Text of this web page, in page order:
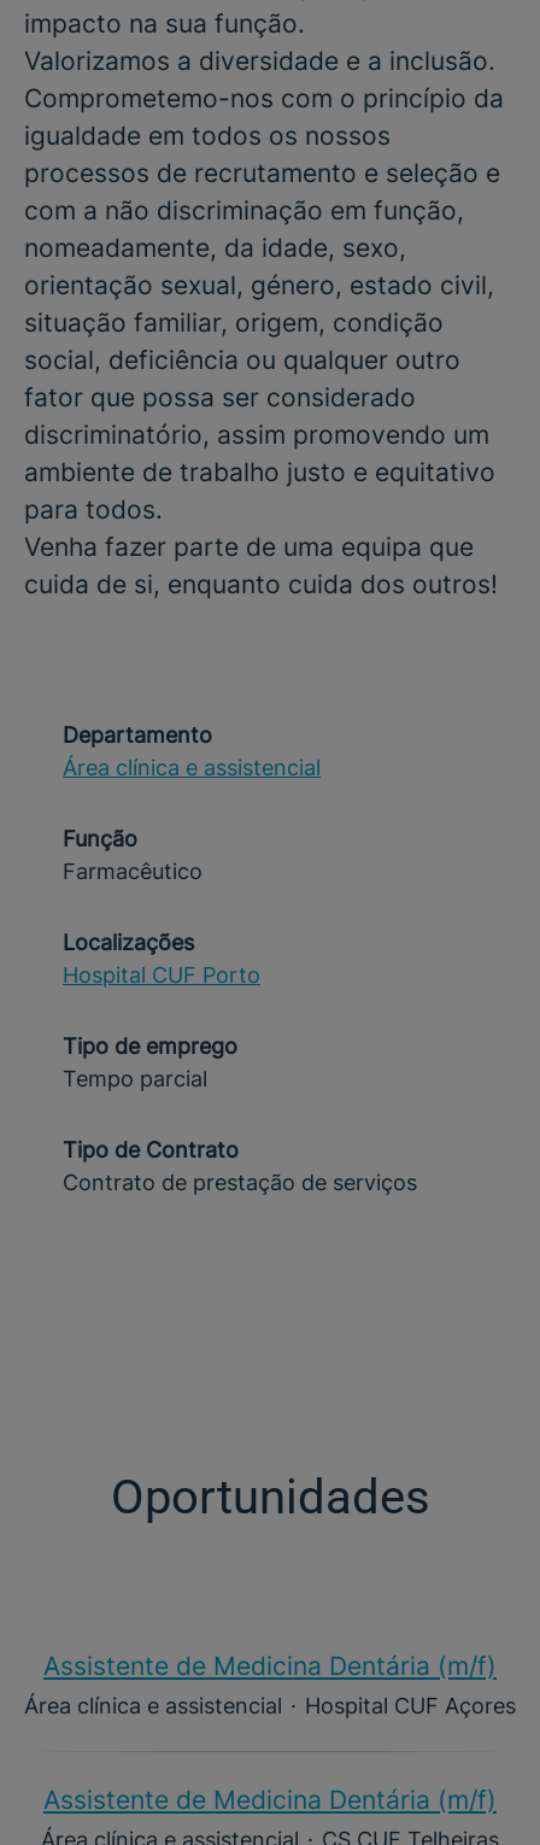
impacto na sua função.
Valorizamos a diversidade e a inclusão.
Comprometemo-nos com o princípio da
igualdade em todos os nossos
processos de recrutamento e seleção e
com a não discriminação em função,
nomeadamente, da idade, sexo,
orientação sexual, género, estado civil,
situação familiar, origem, condição
social, deficiência ou qualquer outro
fator que possa ser considerado
discriminatório, assim promovendo um
ambiente de trabalho justo e equitativo
para todos.
Venha fazer parte de uma equipa que
cuida de si, enquanto cuida dos outros!
Departamento
Área clínica e assistencial
Função
Farmacêutico
Localizações
Hospital CUF Porto
Tipo de emprego
Tempo parcial
Tipo de Contrato
Contrato de prestação de serviços
Oportunidades
Assistente de Medicina Dentária (m/f)​
Área clínica e assistencial · Hospital CUF Açores
Assistente de Medicina Dentária (m/f)​
Área clínica e assistencial · CS CUF Telheiras